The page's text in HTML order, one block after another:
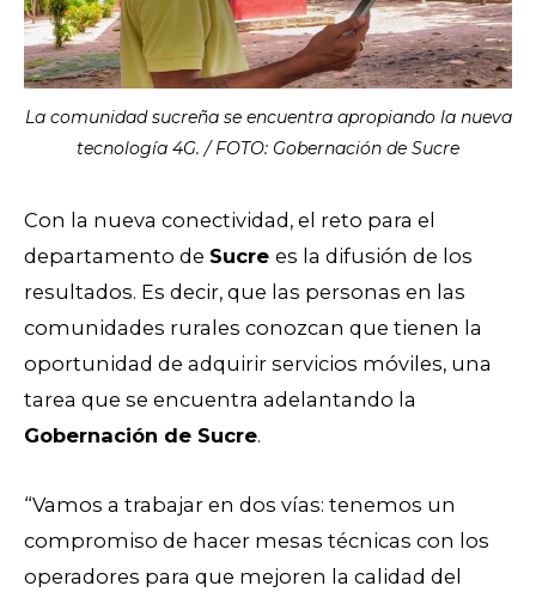
La comunidad sucreña se encuentra apropiando la nueva
tecnología 4G. / FOTO: Gobernación de Sucre
Con la nueva conectividad, el reto para el
departamento de Sucre es la difusión de los
resultados. Es decir, que las personas en las
comunidades rurales conozcan que tienen la
oportunidad de adquirir servicios móviles, una
tarea que se encuentra adelantando la
Gobernación de Sucre.
“Vamos a trabajar en dos vías: tenemos un
compromiso de hacer mesas técnicas con los
operadores para que mejoren la calidad del